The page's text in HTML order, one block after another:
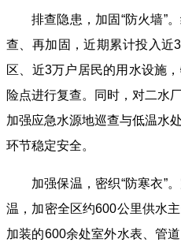
排查隐患，加固“防火墙”
查、再加固，近期累计投入近
区、近3万户居民的用水设施
险点进行复查。同时，对二水
加强应急水源地巡查与低温水
环节稳定安全。
加强保温，密织“防寒衣”
温，加密全区约600公里供水
加装的600余处室外水表、管